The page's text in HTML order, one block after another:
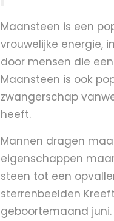
Maansteen is een
vrouwelijke energie,
door mensen die
Maansteen is ook
zwangerschap
heeft.
Mannen dragen
eigenschappen
steen tot een
sterrenbeelden
geboortemaand juni.